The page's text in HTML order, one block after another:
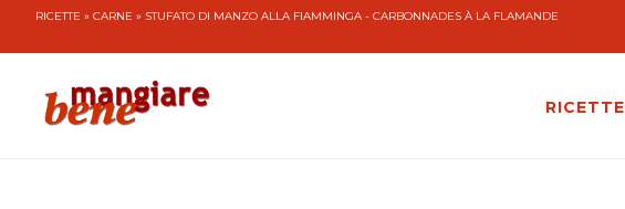
RICETTE » CARNE » STUFATO DI MANZO ALLA FIAMMINGA - CARBONNADES À LA FLAMANDE
RICETTE